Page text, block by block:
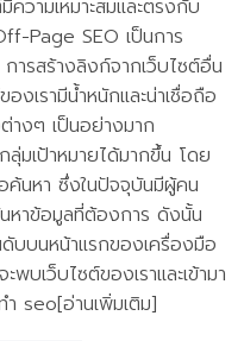
ความเหมาะสมและตรงกับ
Page SEO เป็นการ
ารสร้างลิงก์จากเว็บไซต์อื่น
งเรามีน้ำหนักและน่าเชื่อถือ
งๆ เป็นอย่างมาก
ลุ่มเป้าหมายได้มากขึ้น โดย
ค้นหา ซึ่งในปัจจุบันมีผู้คน
หาข้อมูลที่ต้องการ ดังนั้น
บบนหน้าแรกของเครื่องมือ
บเว็บไซต์ของเราและเข้ามา
seo[อ่านเพิ่มเติม]